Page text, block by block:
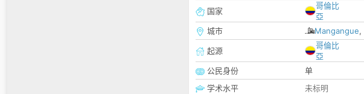
国家
哥倫比
亞
城市
Mangangue,
起源
哥倫比
亞
公民身份
单
学术水平
未标明